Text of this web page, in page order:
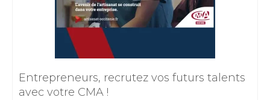
Entrepreneurs, recrutez vos futurs talents
avec votre CMA !